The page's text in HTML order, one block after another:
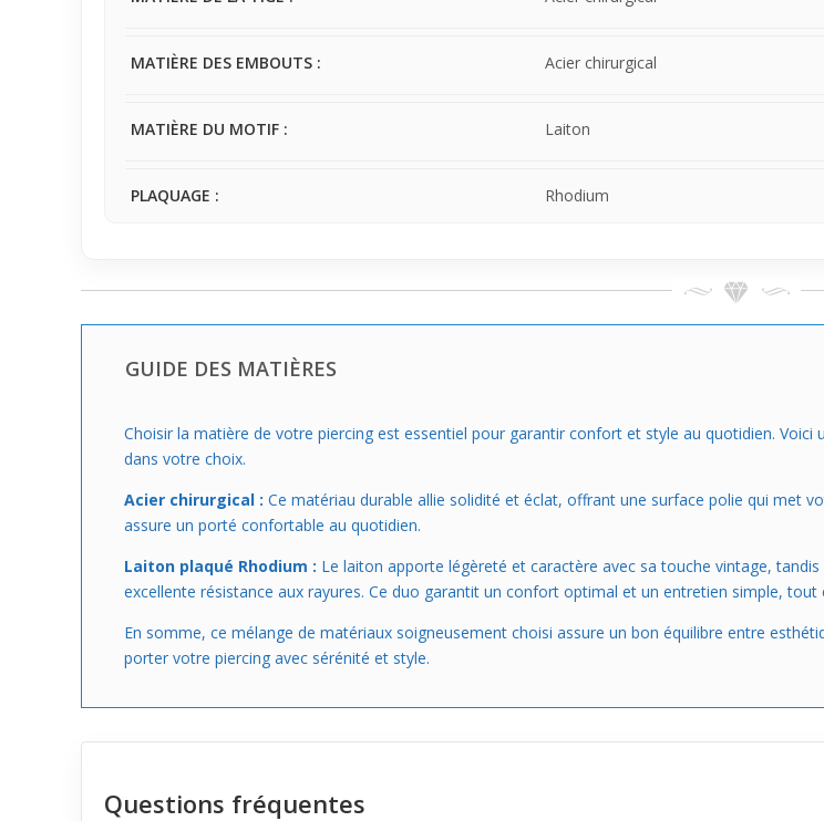
MATIÈRE DES EMBOUTS : Acier chirurgical
MATIÈRE DU MOTIF : Laiton
PLAQUAGE : Rhodium
GUIDE DES MATIÈRES
Choisir la matière de votre piercing est essentiel pour garantir confort et style au quotidien.
dans votre choix.
Acier chirurgical : Ce matériau durable allie solidité et éclat, offrant une surface polie qui met
assure un porté confortable au quotidien.
Laiton plaqué Rhodium : Le laiton apporte légèreté et caractère avec sa touche vintage,
excellente résistance aux rayures. Ce duo garantit un confort optimal et un entretien simple, tout
En somme, ce mélange de matériaux soigneusement choisi assure un bon équilibre entre
porter votre piercing avec sérénité et style.
Questions fréquentes